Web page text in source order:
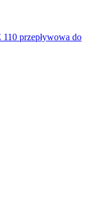
przepływowa do